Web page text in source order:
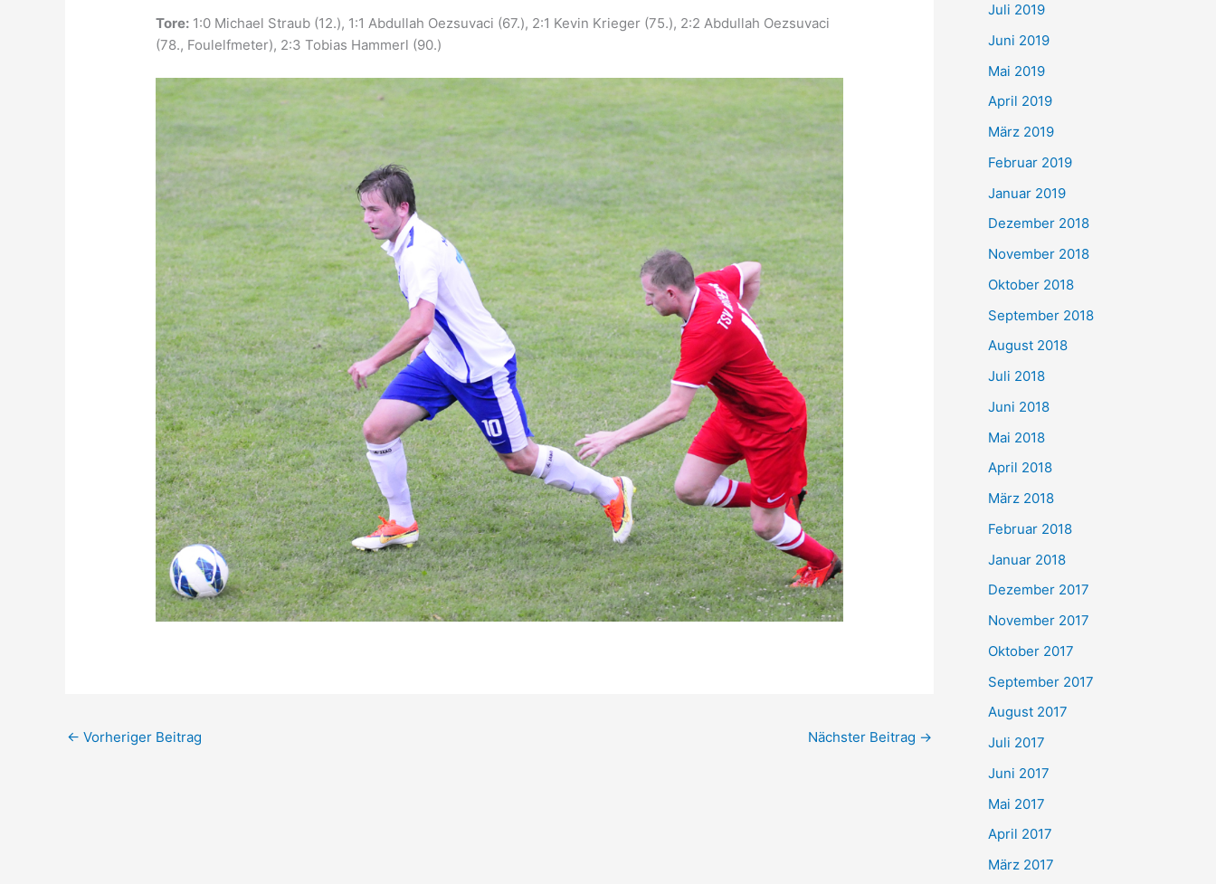
Tore: 1:0 Michael Straub (12.), 1:1 Abdullah Oezsuvaci (67.), 2:1 Kevin Krieger (75.), 2:2 Abdullah Oezsuvaci
(78., Foulelfmeter), 2:3 Tobias Hammerl (90.)
← Vorheriger Beitrag Nächster Beitrag →
Juli 2019
Juni 2019
Mai 2019
April 2019
März 2019
Februar 2019
Januar 2019
Dezember 2018
November 2018
Oktober 2018
September 2018
August 2018
Juli 2018
Juni 2018
Mai 2018
April 2018
März 2018
Februar 2018
Januar 2018
Dezember 2017
November 2017
Oktober 2017
September 2017
August 2017
Juli 2017
Juni 2017
Mai 2017
April 2017
März 2017